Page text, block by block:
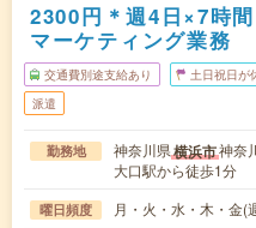
2300円＊週4日×7時
マーケティング業務
交通費別途支給あり 土日祝日が
派遣
勤務地 神奈川県横浜市神奈
大口駅から徒歩1分
曜日頻度 月・火・水・木・金